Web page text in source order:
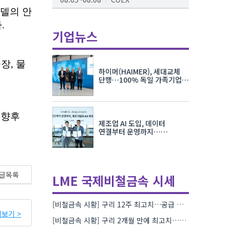
목록
기 >
08.19~08.21
K-PRINT
08.19~08.22
자율주행모빌리티산업전
08.25~08.27
차세대 반도체 패키징 산업전
08.26~08.28 수원컨벤션센터
기업뉴스
하이머(HAIMER), 세대교체
단행…100% 독일 가족기업
제조업 AI 도입, 데이터
연결부터 운영까지…
LME 국제비철금속 시세
[비철금속 시황] 구리 12주 최고치…공급 부족 우려에 강세
[비철금속 시황] 구리 2개월 만에 최고치…재고 감소에 공급 부족 우려 확대